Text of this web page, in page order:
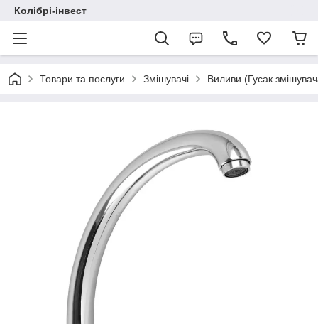
Колібрі-інвест
Товари та послуги Змішувачі Виливи (Гусак